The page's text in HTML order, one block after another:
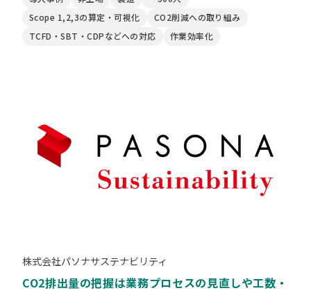
Scope 1,2,3の算定・可視化
CO2削減への取り組み
TCFD・SBT・CDPなどへの対応
作業効率化
株式会社パソナサステナビリティ
CO2排出量の把握は業務プロセスの見直しや工数・